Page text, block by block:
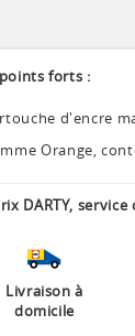
forts :
d'encre
Orange,
DARTY, service
Livraison à
domicile